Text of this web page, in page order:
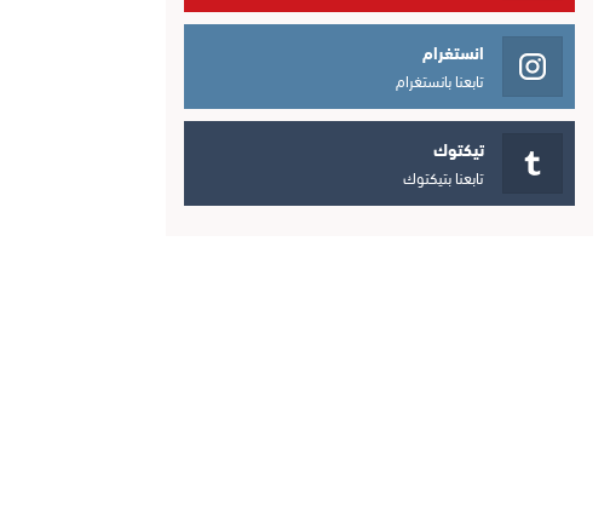
انستغرام
تابعنا بانستغرام
تيكتوك
تابعنا بتيكتوك